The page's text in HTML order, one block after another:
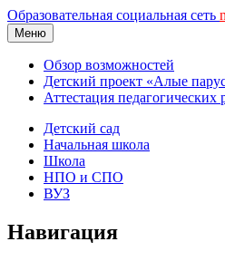
Образовательная социальная сеть
Меню
Обзор возможностей
Детский проект «Алые
Аттестация педагогических
Детский сад
Начальная школа
Школа
НПО и СПО
ВУЗ
Навигация